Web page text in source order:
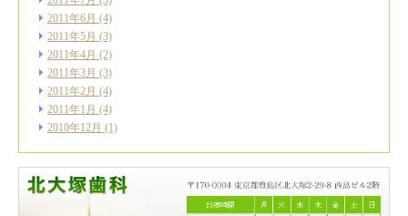
2011年6月 (4)
2011年5月 (3)
2011年4月 (2)
2011年3月 (3)
2011年2月 (4)
2011年1月 (4)
2010年12月 (1)